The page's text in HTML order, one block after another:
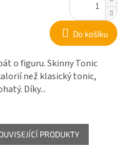
Do košíku
o figuru. Skinny Tonic
než klasický tonic,
Díky...
PRODUKTY